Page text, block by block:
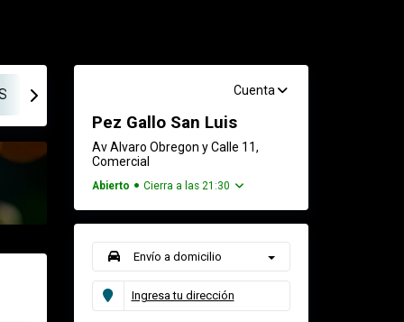
SUSHI, ROLLOS EMPANIZADOS SUSHI, ROLLOS
Cuenta
Pez Gallo San Luis
Av Alvaro Obregon y Calle 11,
Comercial
Abierto Cierra a las 21:30
Envío a domicilio
Ingresa tu dirección